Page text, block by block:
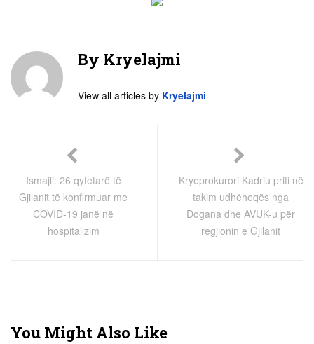
By Kryelajmi
View all articles by Kryelajmi
Ismajli: 26 qytetarë të
Gjilanit të konfirmuar me
COVID-19 janë në
hospitalizim​
Kryeprokurori Kadriu priti në
takim udhëheqës nga
Dogana dhe AVUK-u për
regjionin e Gjilanit
You Might Also Like